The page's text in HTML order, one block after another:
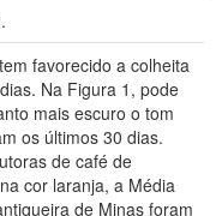
favorecido a colheita
Na Figura 1, pode
mais escuro o tom
os últimos 30 dias.
de café de
cor laranja, a Média
de Minas foram